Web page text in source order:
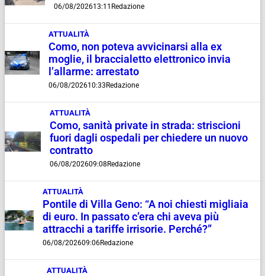
06/08/202613:11 Redazione
ATTUALITÀ
Como, non poteva avvicinarsi alla ex
moglie, il braccialetto elettronico invia
l’allarme: arrestato
06/08/202610:33 Redazione
ATTUALITÀ
Como, sanità private in strada: striscioni
fuori dagli ospedali per chiedere un nuovo
contratto
06/08/202609:08 Redazione
ATTUALITÀ
Pontile di Villa Geno: “A noi chiesti migliaia
di euro. In passato c’era chi aveva più
attracchi a tariffe irrisorie. Perché?”
06/08/202609:06Redazione
ATTUALITÀ